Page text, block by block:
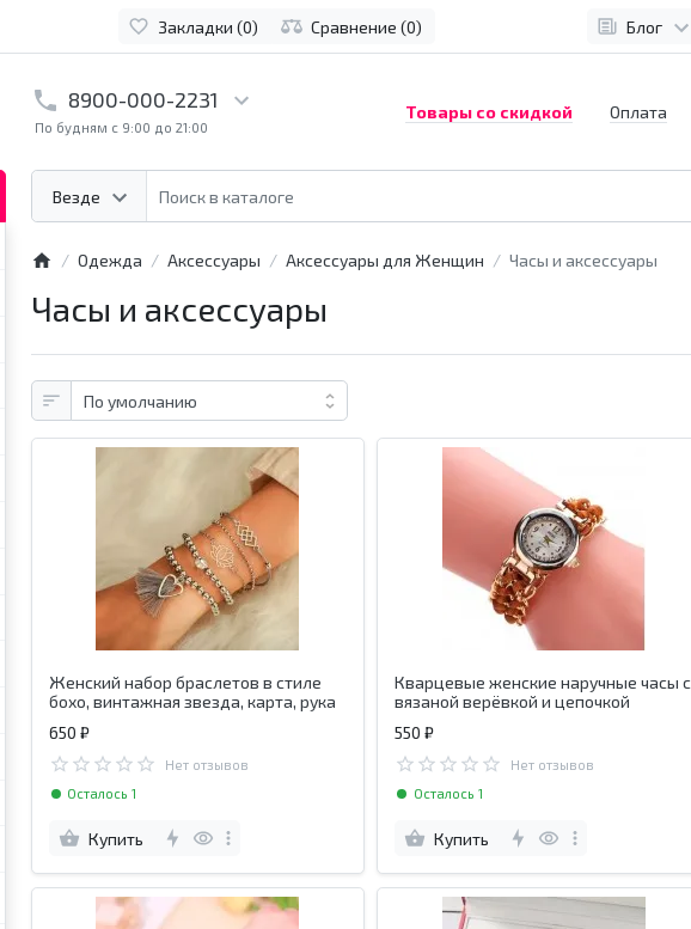
Закладки (0) Сравнение (0) Блог
8900-000-2231
По будням с 9:00 до 21:00
Везде
Товары со скидкой Оплата
Одежда Аксессуары Аксессуары для Женщин Часы и аксессуары
Часы и аксессуары
Женский набор браслетов в стиле
бохо, винтажная звезда, карта, рука
650 ₽
Нет отзывов
Осталось 1
Купить
Кварцевые женские наручные часы с
вязаной верёвкой и цепочкой
550 ₽
Нет отзывов
Осталось 1
Купить